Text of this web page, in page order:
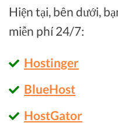
Hiện tại, bên dưới,
miễn phí 24/7:
Hostinger
BlueHost
HostGator